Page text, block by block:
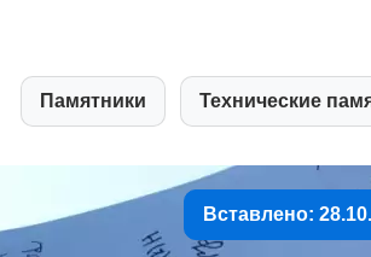
Памятники Технические
Вставлено: